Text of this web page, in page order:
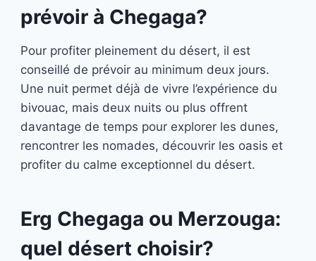
prévoir à Chegaga?
Pour profiter pleinement du désert, il est
conseillé de prévoir au minimum deux jours.
Une nuit permet déjà de vivre l’expérience du
bivouac, mais deux nuits ou plus offrent
davantage de temps pour explorer les dunes,
rencontrer les nomades, découvrir les oasis et
profiter du calme exceptionnel du désert.
Erg Chegaga ou Merzouga:
quel désert choisir?